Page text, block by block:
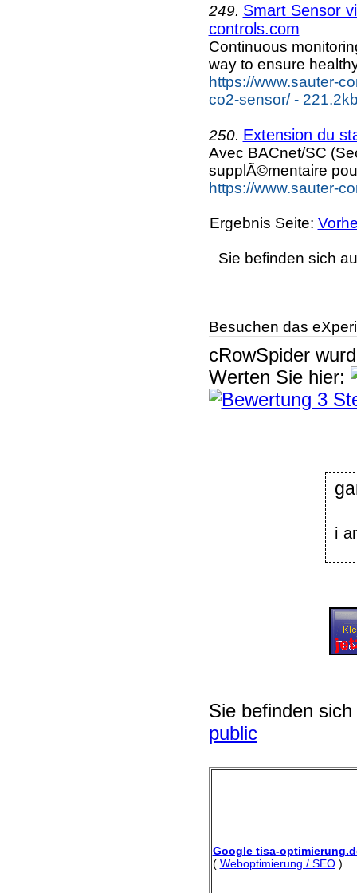
249. Smart Sensor
controls.com
Continuous
way to ensure
https://www.sauter-
co2-sensor/ -
250. Extension du
Avec BACnet/SC
supplÃ©mentaire
https://www.sauter-
Ergebnis Seite:
Sie befinden sich
Besuchen das
cRowSpider
Werten Sie hier:
i
Sie befinden
public
Google tisa-
( Weboptimierung / SEO)